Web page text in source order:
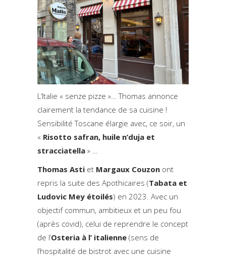
L’Italie « senze pizze »… Thomas annonce
clairement la tendance de sa cuisine !
Sensibilité Toscane élargie avec, ce soir, un
« Risotto safran, huile n’duja et
stracciatella » …
Thomas Asti et Margaux Couzon ont
repris la suite des Apothicaires (Tabata et
Ludovic Mey étoilés) en 2023. Avec un
objectif commun, ambitieux et un peu fou
(après covid), celui de reprendre le concept
de l’Osteria à l’ italienne (sens de
l’hospitalité de bistrot avec une cuisine